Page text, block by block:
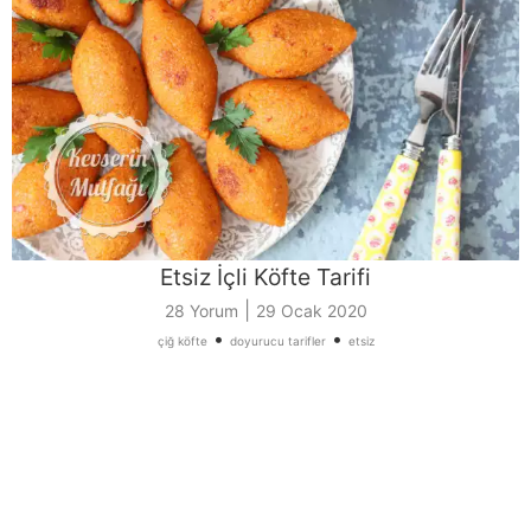
Etsiz İçli Köfte Tarifi
28 Yorum 29 Ocak 2020
çiğ köfte• doyurucu tarifler• etsiz